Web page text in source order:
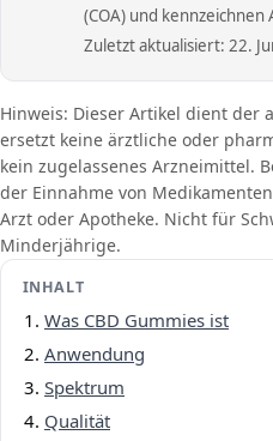
(COA) und
Zuletzt aktualisiert: 22.
Hinweis: Dieser Artikel dient der
ersetzt keine ärztliche oder
kein zugelassenes Arzneimittel.
der Einnahme von
Arzt oder Apotheke. Nicht für
Minderjährige.
INHALT
Was CBD Gummies ist
Anwendung
Spektrum
Qualität